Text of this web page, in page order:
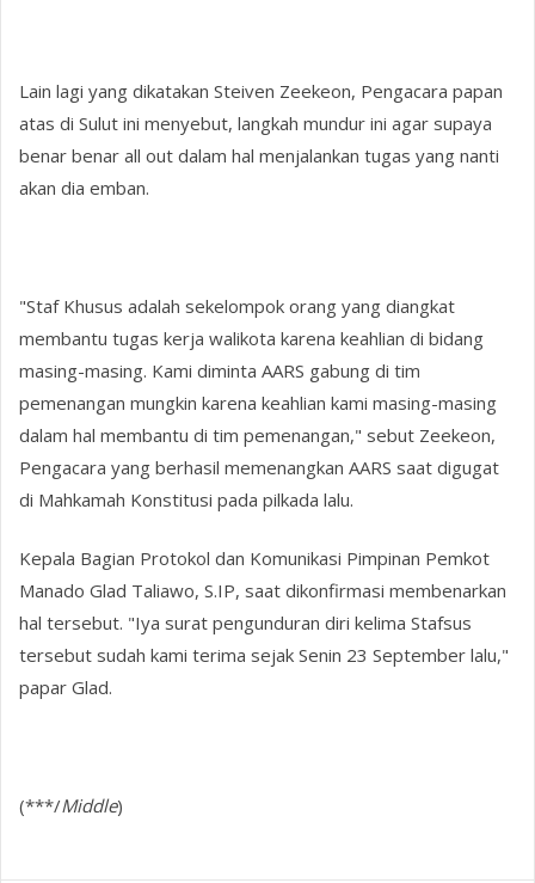
Lain lagi yang dikatakan Steiven Zeekeon, Pengacara papan
atas di Sulut ini menyebut, langkah mundur ini agar supaya
benar benar all out dalam hal menjalankan tugas yang nanti
akan dia emban.
"Staf Khusus adalah sekelompok orang yang diangkat
membantu tugas kerja walikota karena keahlian di bidang
masing-masing. Kami diminta AARS gabung di tim
pemenangan mungkin karena keahlian kami masing-masing
dalam hal membantu di tim pemenangan," sebut Zeekeon,
Pengacara yang berhasil memenangkan AARS saat digugat
di Mahkamah Konstitusi pada pilkada lalu.
Kepala Bagian Protokol dan Komunikasi Pimpinan Pemkot
Manado Glad Taliawo, S.IP, saat dikonfirmasi membenarkan
hal tersebut. "Iya surat pengunduran diri kelima Stafsus
tersebut sudah kami terima sejak Senin 23 September lalu,"
papar Glad.
(***/Middle)